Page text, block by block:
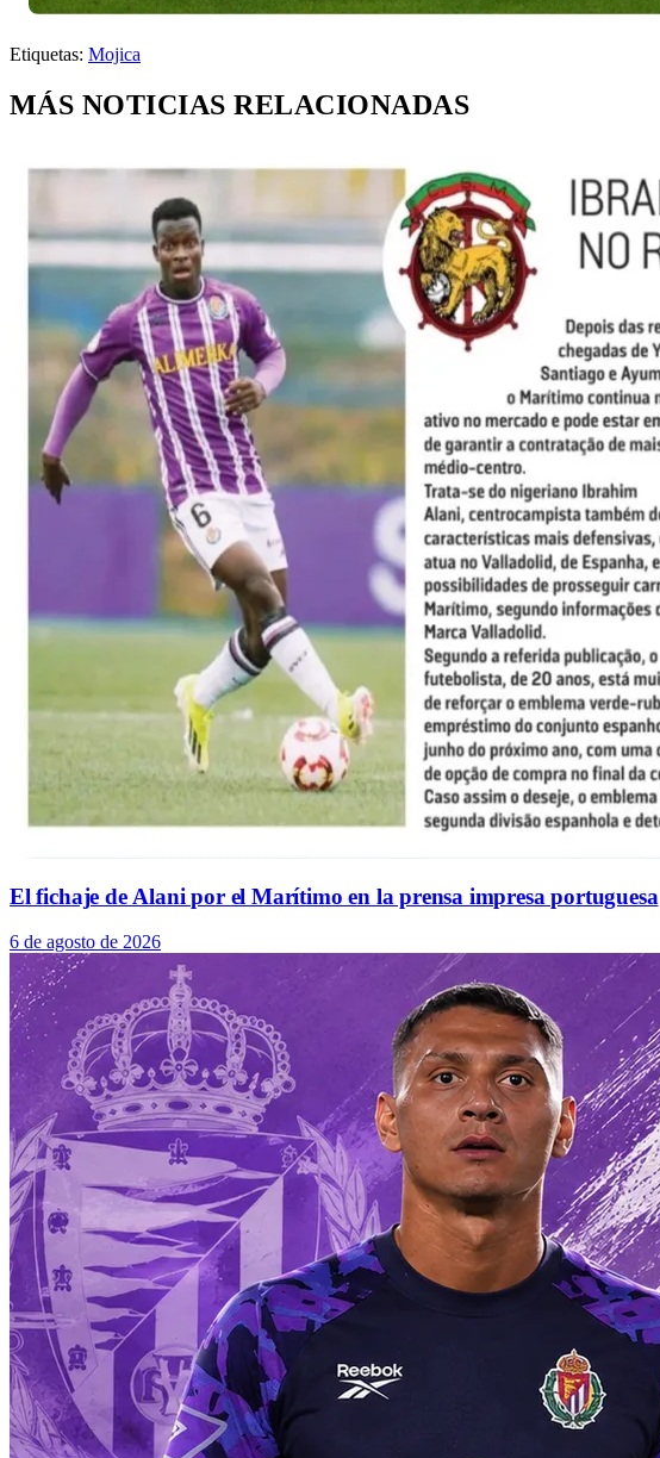
Etiquetas: Mojica
MÁS NOTICIAS RELACIONADAS
El fichaje de Alani por el Marítimo en la prensa impresa portuguesa
6 de agosto de 2026